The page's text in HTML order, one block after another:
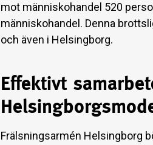
mot människohandel 520
människohandel. Denna
och även i Helsingborg.
Effektivt
Frälsningsarmén Helsingborg